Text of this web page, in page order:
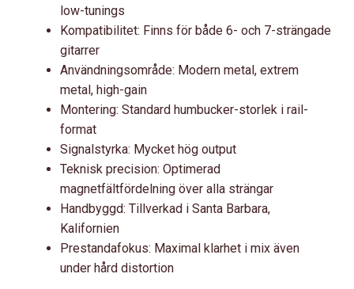
low-tunings
Kompatibilitet: Finns för både 6- och 7-strängade
gitarrer
Användningsområde: Modern metal, extrem
metal, high-gain
Montering: Standard humbucker-storlek i rail-
format
Signalstyrka: Mycket hög output
Teknisk precision: Optimerad
magnetfältfördelning över alla strängar
Handbyggd: Tillverkad i Santa Barbara,
Kalifornien
Prestandafokus: Maximal klarhet i mix även
under hård distortion